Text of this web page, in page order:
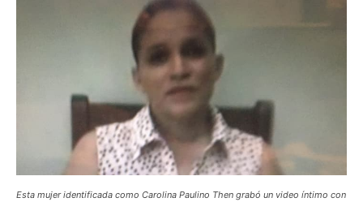
Esta mujer identificada como Carolina Paulino Then grabó un video íntimo con